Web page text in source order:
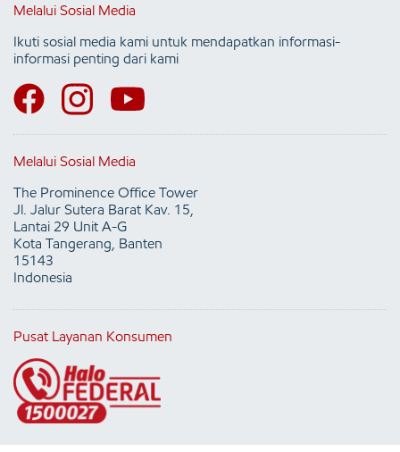
Melalui Sosial Media
Ikuti sosial media kami untuk mendapatkan informasi-
informasi penting dari kami
Melalui Sosial Media
The Prominence Office Tower
Jl. Jalur Sutera Barat Kav. 15,
Lantai 29 Unit A-G
Kota Tangerang, Banten
15143
Indonesia
Pusat Layanan Konsumen